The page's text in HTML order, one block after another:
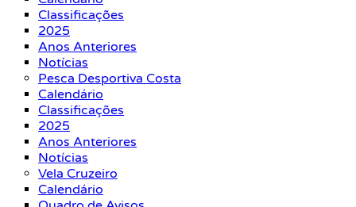
Classificações
2025
Anos Anteriores
Notícias
Pesca Desportiva Costa
Calendário
Classificações
2025
Anos Anteriores
Notícias
Vela Cruzeiro
Calendário